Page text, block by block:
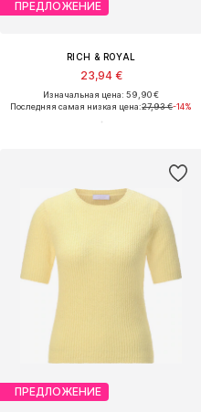
ПРЕДЛОЖЕНИЕ
RICH & ROYAL
23,94 €
Изначальная цена: 59,90 €
Последняя самая низкая цена:27,93 €-14%
ПРЕДЛОЖЕНИЕ